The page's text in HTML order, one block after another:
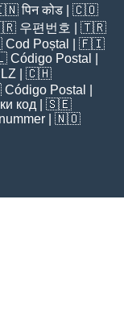
पिन कोड | 🇨🇴
우편번호
| 🇹🇷
Cod Poștal
| 🇫🇮
Código Postal
| 🇨🇭
Código Postal
код | 🇸🇪
| 🇳🇴